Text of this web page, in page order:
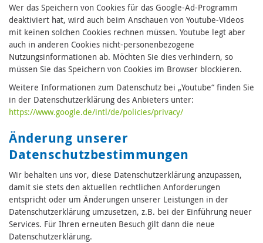
Wer das Speichern von Cookies für das Google-Ad-Programm
deaktiviert hat, wird auch beim Anschauen von Youtube-Videos
mit keinen solchen Cookies rechnen müssen. Youtube legt aber
auch in anderen Cookies nicht-personenbezogene
Nutzungsinformationen ab. Möchten Sie dies verhindern, so
müssen Sie das Speichern von Cookies im Browser blockieren.
Weitere Informationen zum Datenschutz bei „Youtube“ finden Sie
in der Datenschutzerklärung des Anbieters unter:
https://www.google.de/intl/de/policies/privacy/
Änderung unserer
Datenschutzbestimmungen
Wir behalten uns vor, diese Datenschutzerklärung anzupassen,
damit sie stets den aktuellen rechtlichen Anforderungen
entspricht oder um Änderungen unserer Leistungen in der
Datenschutzerklärung umzusetzen, z.B. bei der Einführung neuer
Services. Für Ihren erneuten Besuch gilt dann die neue
Datenschutzerklärung.